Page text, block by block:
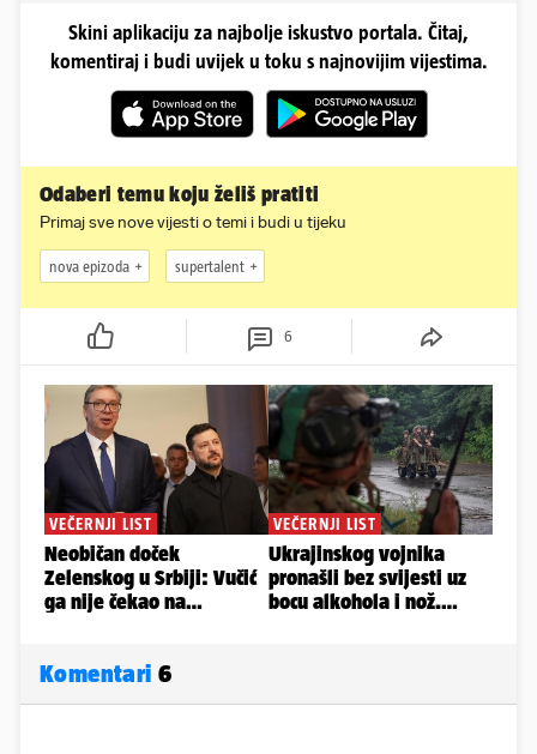
Skini aplikaciju za najbolje iskustvo portala. Čitaj,
komentiraj i budi uvijek u toku s najnovijim vijestima.
Odaberi temu koju želiš pratiti
Primaj sve nove vijesti o temi i budi u tijeku
nova epizoda supertalent
6
Komentari 6